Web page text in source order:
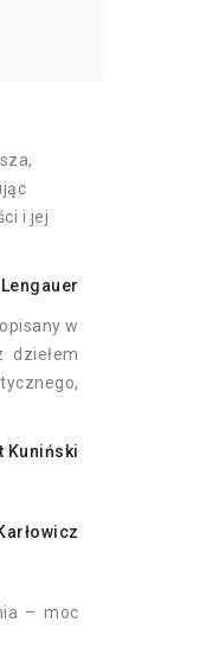
i jej
w
dziełem
Kuniński
– moc